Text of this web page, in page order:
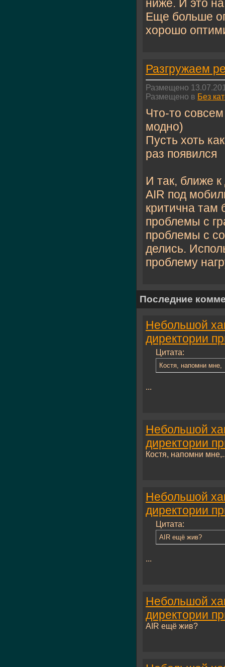
ниже. И это
Еще больше
хорошо
Разгружаем
Размещено
Размещено в Без
Что-то
модно)
Пусть хоть
раз появился
И так, ближе
AIR под
критична там
проблемы с
проблемы с
делись.
проблему
Последние
Небольшой
директории
Цитата:
Костя, напомни мне,
...
Небольшой
директории
Костя, напомни
Небольшой
директории
Цитата:
AIR ещё жив?
...
Небольшой
директории
AIR ещё жив?